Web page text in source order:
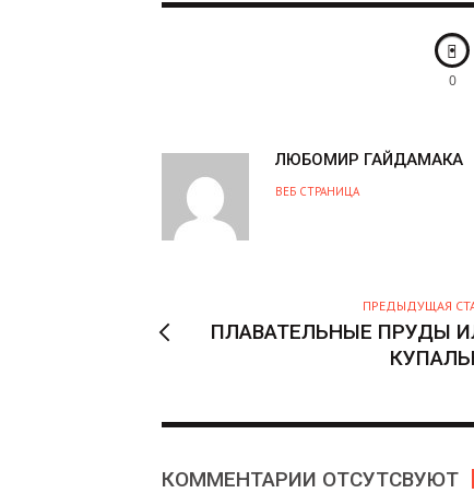
0
А
В
ЛЮБОМИР ГАЙДАМАКА
ВЕБ СТРАНИЦА
ПРЕДЫДУЩАЯ
ПЛАВАТЕЛЬНЫЕ ПРУДЫ
КОММЕНТАРИИ ОТСУТСВУЮТ